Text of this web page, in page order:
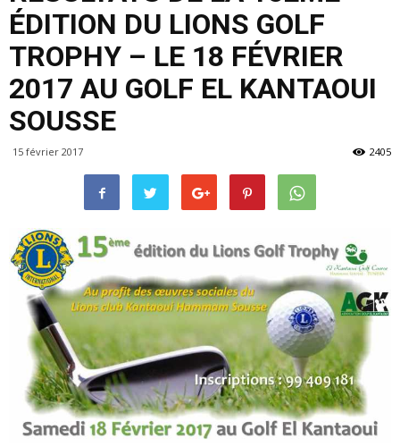
ÉDITION DU LIONS GOLF
TROPHY – LE 18 FÉVRIER
2017 AU GOLF EL KANTAOUI
SOUSSE
15 février 2017 2405